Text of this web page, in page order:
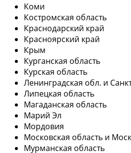
Коми
Костромская область
Краснодарский край
Красноярский край
Крым
Курганская область
Курская область
Ленинградская обл. и
Липецкая область
Магаданская область
Марий Эл
Мордовия
Московская область и
Мурманская область